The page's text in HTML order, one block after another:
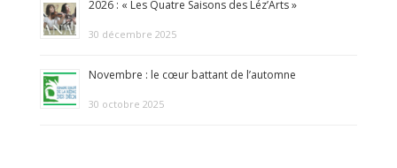
2026 : « Les Quatre Saisons des Léz’Arts »
30 décembre 2025
Novembre : le cœur battant de l’automne
30 octobre 2025